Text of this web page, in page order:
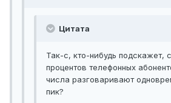
Цитата
Так-с, кто-нибудь подскажет,
процентов телефонных
числа разговаривают
пик?